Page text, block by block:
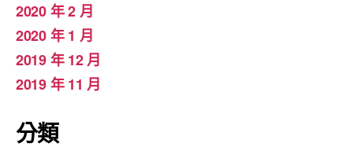
2020 年 2 月
2020 年 1 月
2019 年 12 月
2019 年 11 月
分類